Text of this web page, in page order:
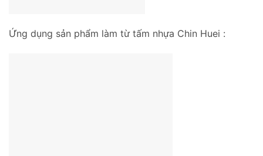
Ứng dụng sản phẩm làm từ tấm nhựa Chin Huei :